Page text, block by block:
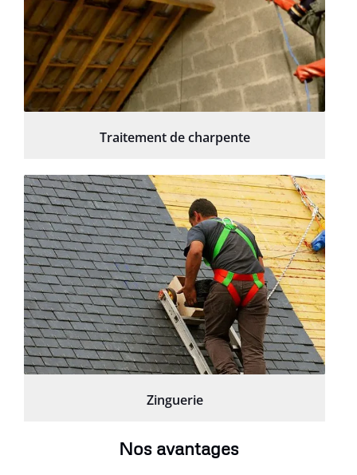
Traitement de charpente
Zinguerie
Nos avantages